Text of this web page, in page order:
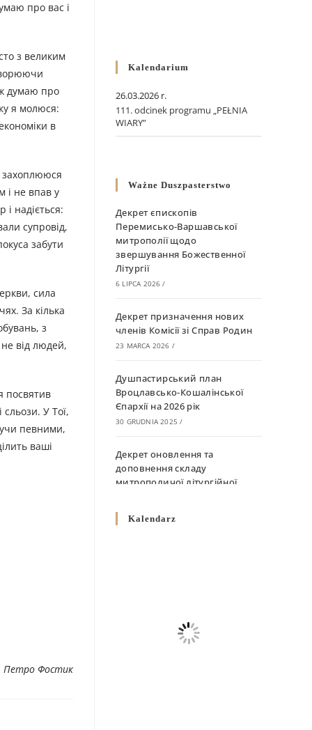
про вас і
з великим
думаю про
я молюся:
в
захоплююся
і не впав у
надіється:
супровід,
забути
сила
За кілька
з
від людей,
посвятив
У Тої,
певними,
ваші
Петро Фостик
Kalendarium
26.03.2026 r.
111. odcinek programu „PEŁNIA
WIARY”
Ważne Duszpasterstwo
Декрет єпископів
Перемисько-Варшавської
митрополії щодо
звершування Божественної
Літургії
6 LIPCA 2026 /
Декрет призначення нових
членів Комісії зі Справ Родин
23 MARCA 2026 /
Душпастирський план
Вроцлавсько-Кошалінської
Єпархії на 2026 рік
30 GRUDNIA 2025 /
Декрет оновлення та
доповнення складу
митрополичої літургійної
10 GRUDNIA 2025
Декрет про відзначення
Великодня і всіх рухомих
Kalendarz